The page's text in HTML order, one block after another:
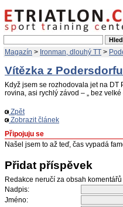
Magazín > Ironman, dlouhý TT >
Vítězka z
Když jsem se rozhodovala jet na
rovina, asi rychlý závod – „ bez velké
Zpět
Zobrazit článek
Připojuju se
Našel jsem to až teď, čas vypadá
Přidat příspěvek
Redakce neručí za obsah
Nadpis:
Jméno: